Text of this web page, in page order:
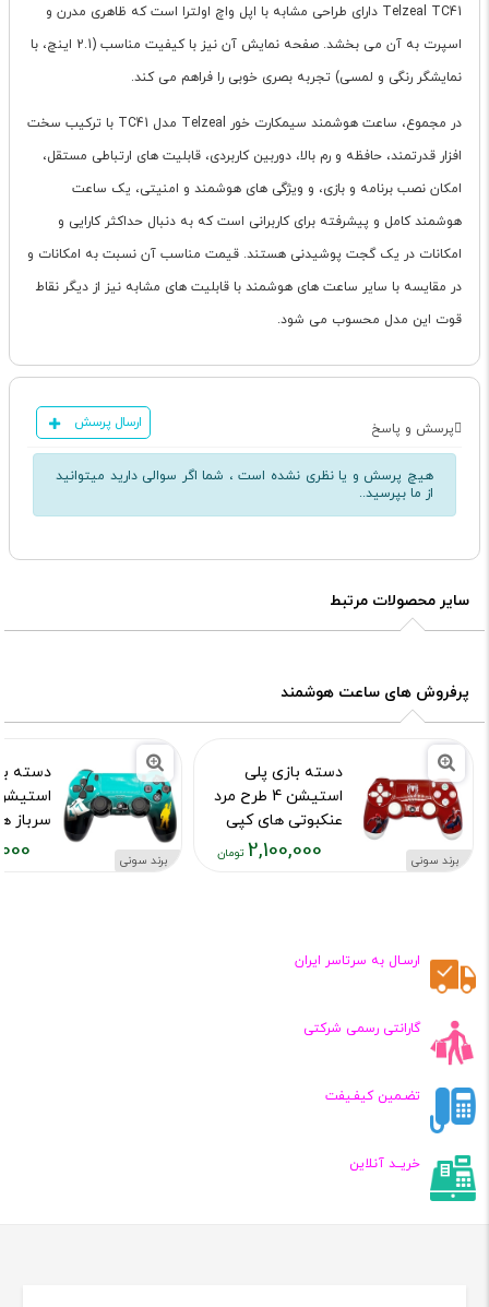
Telzeal TC41 دارای طراحی مشابه با اپل واچ اولترا است که ظاهری مدرن و
اسپرت به آن می بخشد. صفحه نمایش آن نیز با کیفیت مناسب (2.1 اینچ، با
نمایشگر رنگی و لمسی) تجربه بصری خوبی را فراهم می کند.
در مجموع، ساعت هوشمند سیمکارت خور Telzeal مدل TC41 با ترکیب سخت
افزار قدرتمند، حافظه و رم بالا، دوربین کاربردی، قابلیت های ارتباطی مستقل،
امکان نصب برنامه و بازی، و ویژگی های هوشمند و امنیتی، یک ساعت
هوشمند کامل و پیشرفته برای کاربرانی است که به دنبال حداکثر کارایی و
امکانات در یک گجت پوشیدنی هستند. قیمت مناسب آن نسبت به امکانات و
در مقایسه با سایر ساعت های هوشمند با قابلیت های مشابه نیز از دیگر نقاط
قوت این مدل محسوب می شود.
پرسش و پاسخ ارسال پرسش
هیچ پرسش و یا نظری نشده است ، شما اگر سوالی دارید میتوانید
از ما بپرسید..
سایر محصولات مرتبط
پرفروش های ساعت هوشمند
برند سونی
دسته بازی پلی
استیشن 4 طرح مرد
عنکبوتی های کپی
کد محصول :10015973
2,100,000 برند سونی
دسته
سرباز
کد محصول
ارسـال به سرتاسر ایران
گارانتی رسمی شرکتی
تضـمین کیفـیفت
خریــد آنلاین